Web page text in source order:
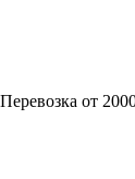
Перевозка от